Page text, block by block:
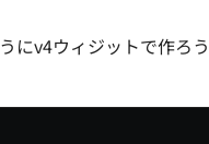
にv4ウィジットで作ろ